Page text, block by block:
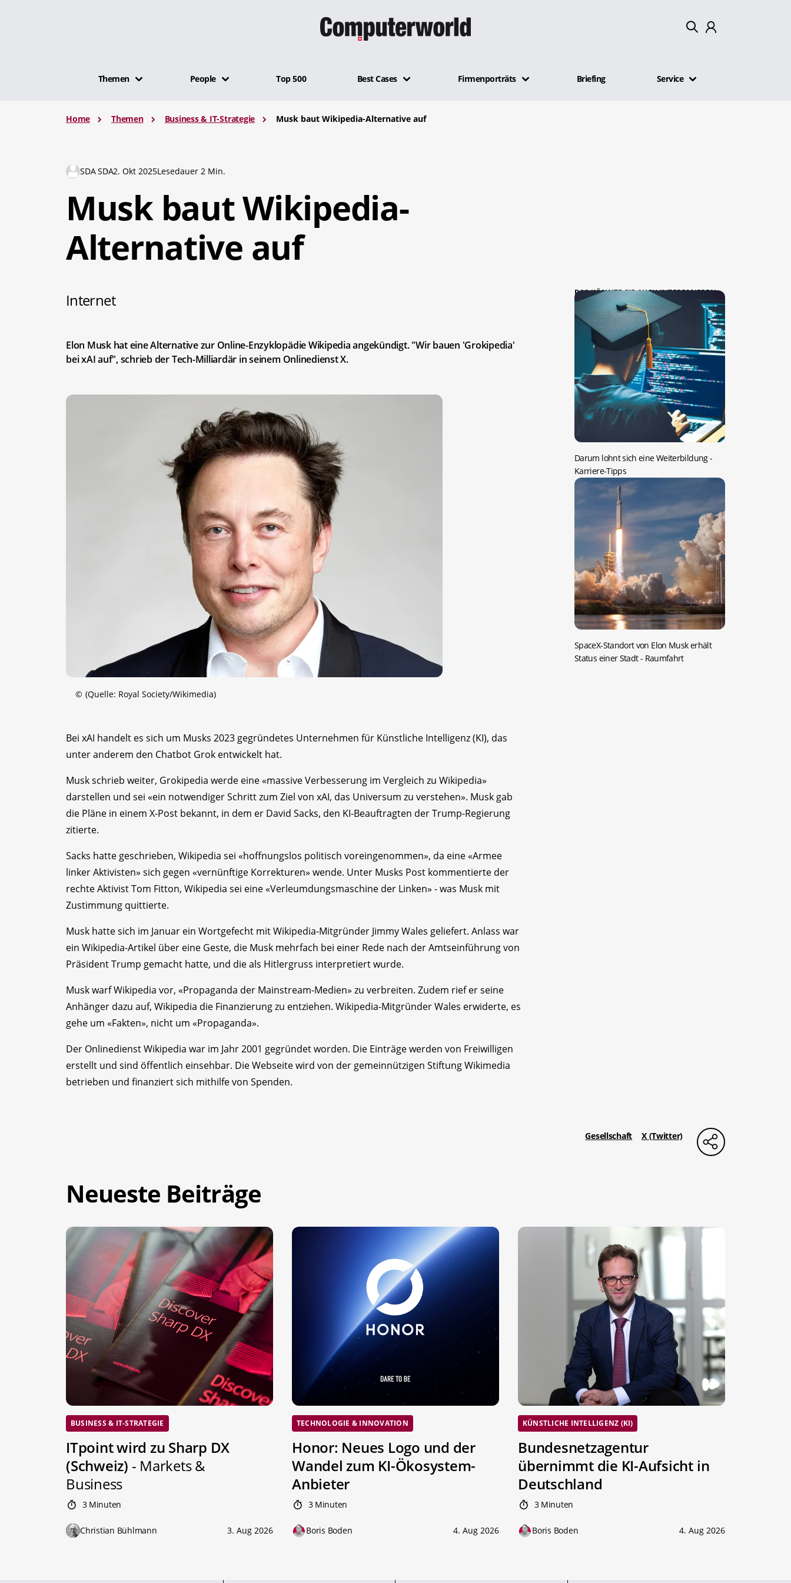
Themen People Top 500 Best Cases Firmenporträts Briefing Service
Home Themen Business & IT-Strategie Musk baut Wikipedia-Alternative auf
SDA SDA2. Okt 2025Lesedauer 2 Min.
Musk baut Wikipedia-
Alternative auf
Internet
Elon Musk hat eine Alternative zur Online-Enzyklopädie Wikipedia angekündigt. "Wir bauen 'Grokipedia'
bei xAI auf", schrieb der Tech-Milliardär in seinem Onlinedienst X.
© (Quelle: Royal Society/Wikimedia)
Bei xAI handelt es sich um Musks 2023 gegründetes Unternehmen für Künstliche Intelligenz (KI), das
unter anderem den Chatbot Grok entwickelt hat.
Musk schrieb weiter, Grokipedia werde eine «massive Verbesserung im Vergleich zu Wikipedia»
darstellen und sei «ein notwendiger Schritt zum Ziel von xAI, das Universum zu verstehen». Musk gab
die Pläne in einem X-Post bekannt, in dem er David Sacks, den KI-Beauftragten der Trump-Regierung
zitierte.
Sacks hatte geschrieben, Wikipedia sei «hoffnungslos politisch voreingenommen», da eine «Armee
linker Aktivisten» sich gegen «vernünftige Korrekturen» wende. Unter Musks Post kommentierte der
rechte Aktivist Tom Fitton, Wikipedia sei eine «Verleumdungsmaschine der Linken» - was Musk mit
Zustimmung quittierte.
Musk hatte sich im Januar ein Wortgefecht mit Wikipedia-Mitgründer Jimmy Wales geliefert. Anlass war
ein Wikipedia-Artikel über eine Geste, die Musk mehrfach bei einer Rede nach der Amtseinführung von
Präsident Trump gemacht hatte, und die als Hitlergruss interpretiert wurde.
Musk warf Wikipedia vor, «Propaganda der Mainstream-Medien» zu verbreiten. Zudem rief er seine
Anhänger dazu auf, Wikipedia die Finanzierung zu entziehen. Wikipedia-Mitgründer Wales erwiderte, es
gehe um «Fakten», nicht um «Propaganda».
Der Onlinedienst Wikipedia war im Jahr 2001 gegründet worden. Die Einträge werden von Freiwilligen
erstellt und sind öffentlich einsehbar. Die Webseite wird von der gemeinnützigen Stiftung Wikimedia
betrieben und finanziert sich mithilfe von Spenden.
DAS KÖNNTE SIE AUCH INTERESSIEREN:
Darum lohnt sich eine Weiterbildung-
Karriere-Tipps
SpaceX-Standort von Elon Musk erhält
Status einer Stadt- Raumfahrt
Gesellschaft X (Twitter)
Neueste Beiträge
BUSINESS & IT-STRATEGIE
ITpoint wird zu Sharp DX
(Schweiz) - Markets &
Business
3 Minuten
Christian Bühlmann 3. Aug 2026
TECHNOLOGIE & INNOVATION
Honor: Neues Logo und der
Wandel zum KI-Ökosystem-
Anbieter
3 Minuten
Boris Boden 4. Aug 2026
KÜNSTLICHE INTELLIGENZ (KI)
Bundesnetzagentur
übernimmt die KI-Aufsicht in
Deutschland
3 Minuten
Boris Boden 4. Aug 2026